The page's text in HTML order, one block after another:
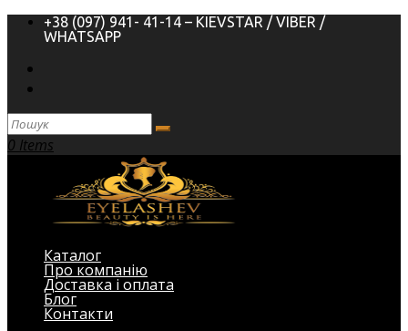
+38 (097) 941- 41-14 – KIEVSTAR / VIBER /
WHATSAPP
0 Items
Каталог
Про компанію
Доставка і оплата
Блог
Контакти